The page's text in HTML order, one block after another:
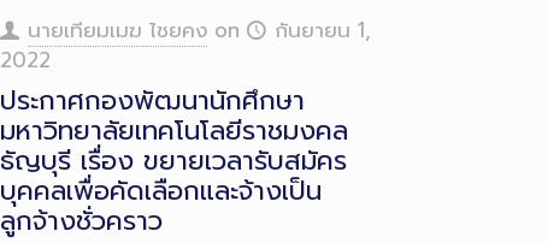
นายเทียมเมฆ ไชยคง on
กันยายน 1,
2022
ประกาศกองพัฒนานักศึกษา
มหาวิทยาลัยเทคโนโลยีราชมงคล
ธัญบุรี เรื่อง ขยายเวลารับสมัคร
บุคคลเพื่อคัดเลือกและจ้างเป็น
ลูกจ้างชั่วคราว